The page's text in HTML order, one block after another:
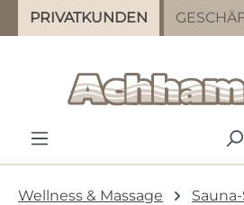
Zum Hauptinhalt springen
PRIVATKUNDEN
Wellness & Massage